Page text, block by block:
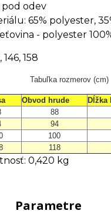
pod odev
65% polyester,
- polyester
146, 158
Obvod hrude Dĺžka
Tabuľka rozmerov (cm)
88
94
100
118
0,420 kg
Parametre